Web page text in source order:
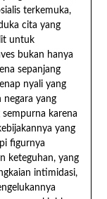
terkemuka,
cita yang
untuk
bukan hanya
sepanjang
nyali yang
yang
karena
yang
figurnya
keteguhan, yang
intimidasi,